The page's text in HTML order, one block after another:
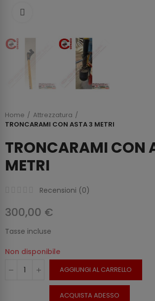
Home
Attrezzatura
TRONCARAMI CON ASTA 3 METRI
TRONCARAMI CON
METRI
Recensioni (0)
300,00 €
Tasse incluse
Non disponibile
AGGIUNGI AL CARRELLO
ACQUISTA ADESSO